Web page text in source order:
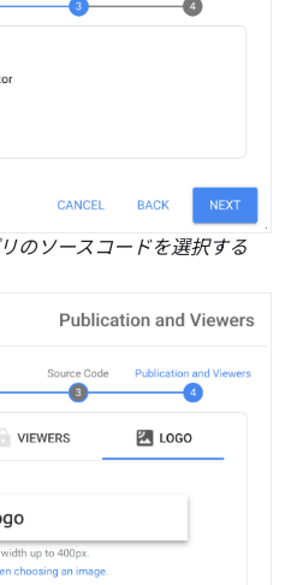
のソースコードを選択する